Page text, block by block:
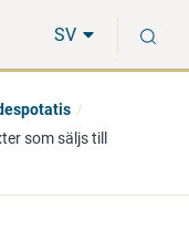
SV
som säljs till